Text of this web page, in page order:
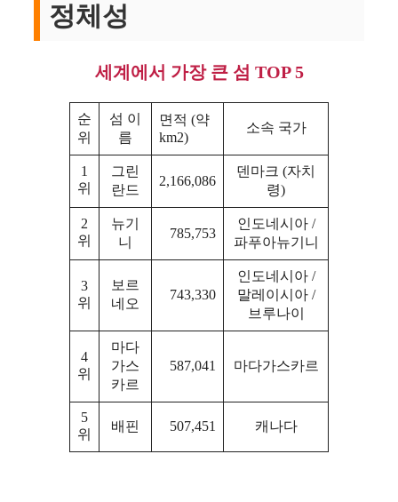
정체성
세계에서 가장 큰 섬 TOP 5
순
위
섬 이
름
면적 (약
km2)
소속 국가
1
위
그린
란드
2,166,086
덴마크 (자치
령)
2
위
뉴기
니
785,753
인도네시아 /
파푸아뉴기니
3
위
보르
네오
743,330
인도네시아 /
말레이시아 /
브루나이
4
위
마다
가스
카르
587,041 마다가스카르
5
위
배핀 507,451 캐나다